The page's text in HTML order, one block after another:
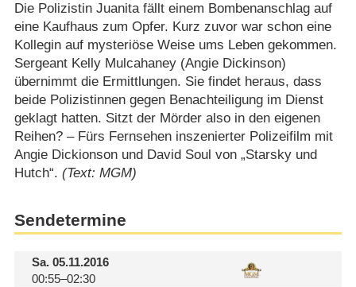
Die Polizistin Juanita fällt einem Bombenanschlag auf
eine Kaufhaus zum Opfer. Kurz zuvor war schon eine
Kollegin auf mysteriöse Weise ums Leben gekommen.
Sergeant Kelly Mulcahaney (Angie Dickinson)
übernimmt die Ermittlungen. Sie findet heraus, dass
beide Polizistinnen gegen Benachteiligung im Dienst
geklagt hatten. Sitzt der Mörder also in den eigenen
Reihen? – Fürs Fernsehen inszenierter Polizeifilm mit
Angie Dickionson und David Soul von „Starsky und
Hutch“. (Text: MGM)
Sendetermine
Sa.05.11.2016
00:55–02:30